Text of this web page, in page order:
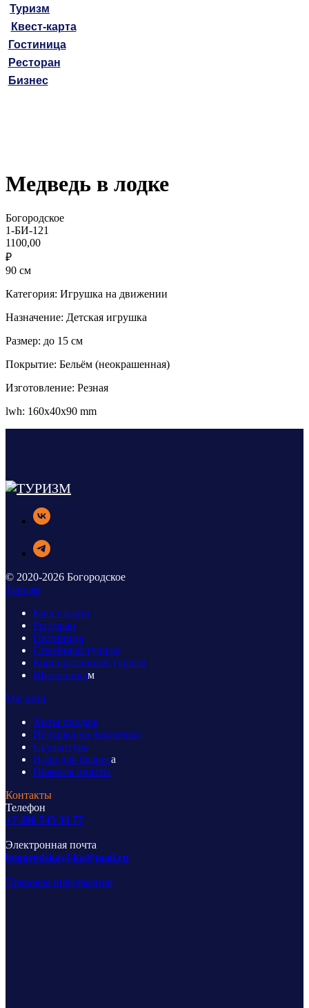
Туризм
Квест-карта
Гостиница
Ресторан
Бизнес
Медведь в лодке
Богородское
1-БИ-121
1100,00
₽
90 см
Категория: Игрушка на движении
Назначение: Детская игрушка
Размер: до 15 см
Покрытие: Бельём (неокрашенная)
Изготовление: Резная
lwh: 160x40x90 mm
© 2020-2026 Богородское
Туризм
Квест-карта
Ресторан
Гостиница
Семейный туризм
Корпоративный туризм
Школьникам
Магазин
Хиты продаж
Игрушка на движении
Скульптура
Идеи для бизнеса
Правила оплаты
Контакты
Телефон
+7 496 545 33 77
Электронная почта
bogorodskayf-ka@mail.ru
Правовая информация